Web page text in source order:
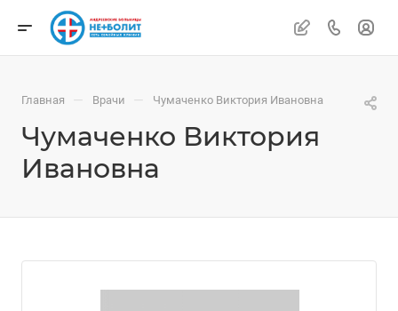
Главная — Врачи — Чумаченко Виктория Ивановна
Чумаченко Виктория
Ивановна